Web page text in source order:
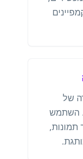
של
השתמש
תמונות,